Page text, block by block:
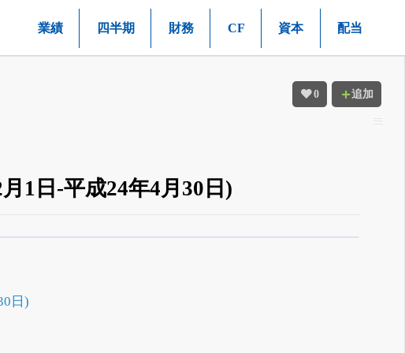
業績 四半期 財務 CF 資本 配当
0 追加
1日-平成24年4月30日)
日)